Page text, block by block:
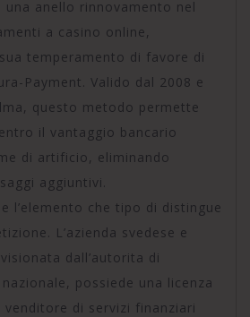
una anello rinnovamento nel
a casino online,
temperamento di favore di
Payment. Valido dal 2008 e
questo metodo permette
il vantaggio bancario
di artificio, eliminando
aggiuntivi.
l’elemento che tipo di distingue
L’azienda svedese e
dall’autorita di
possiede una licenza
di servizi finanziari